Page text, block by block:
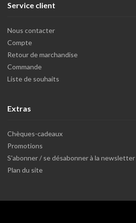
Service client
Nous contacter
Compte
Retour de marchandise
Commande
Liste de souhaits
Extras
Chèques-cadeaux
Promotions
S'abonner / se désabonner à la newsletter
Plan du site